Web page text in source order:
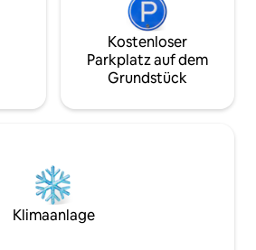
Kostenloser
Parkplatz auf dem
Grundstück
Klimaanlage